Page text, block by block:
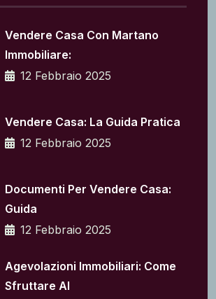
Vendere Casa Con Martano
Immobiliare:
12 Febbraio 2025
Vendere Casa: La Guida Pratica
12 Febbraio 2025
Documenti Per Vendere Casa:
Guida
12 Febbraio 2025
Agevolazioni Immobiliari: Come
Sfruttare Al